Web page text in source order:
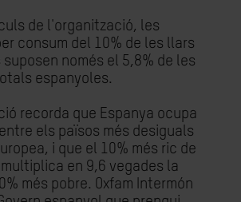
de l'organització, les
consum del 10% de les llars
suposen només el 5,8% de les
espanyoles.
recorda que Espanya ocupa
els països més desiguals
i que el 10% més ric de
en 9,6 vegades la
més pobre. Oxfam Intermón